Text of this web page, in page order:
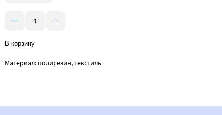
В корзину
Материал: полирезин, текстиль